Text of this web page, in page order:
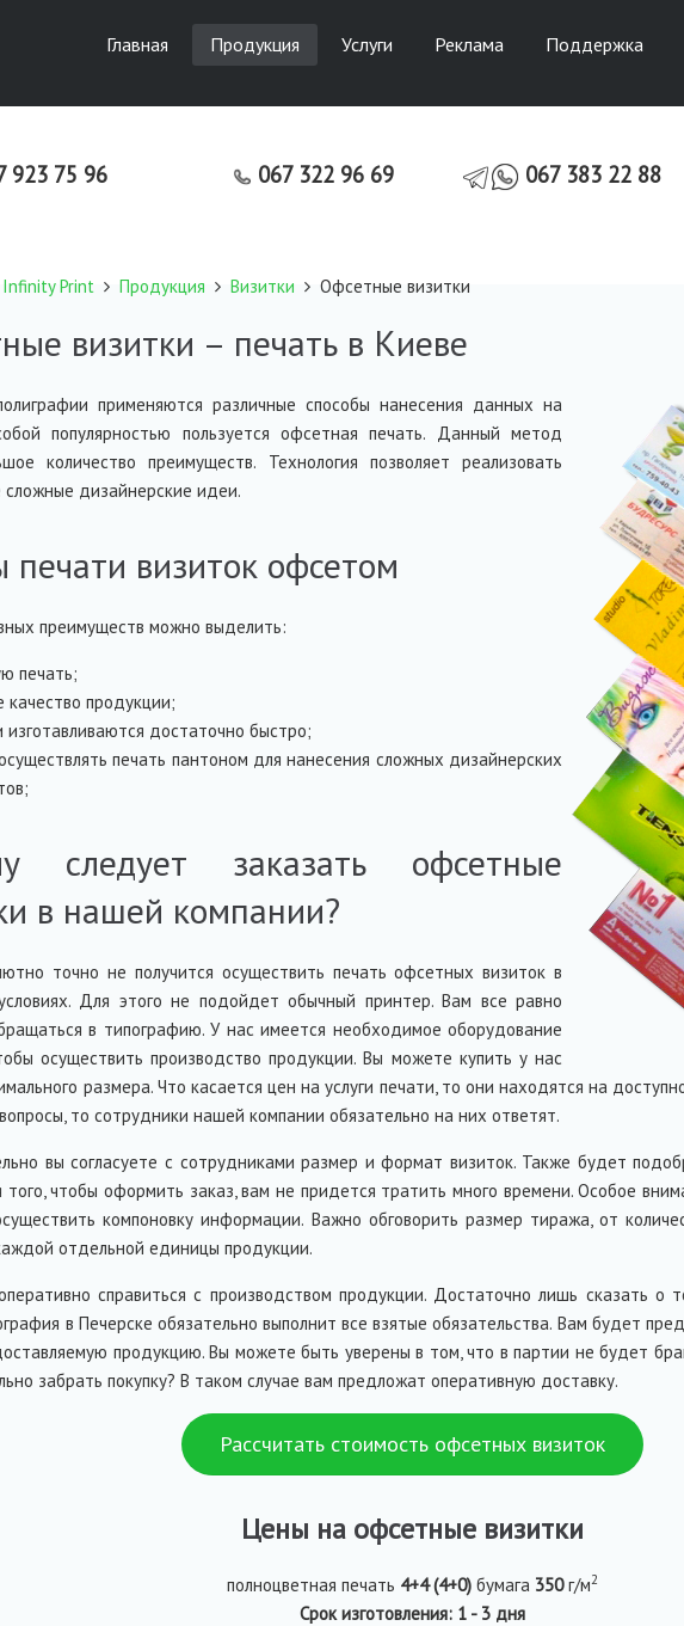
Главная Продукция Услуги Реклама Поддержка
923 75 96 067 322 96 69 067 383 22 88
Print Продукция Визитки Офсетные визитки
визитки – печать в Киеве
применяются различные способы нанесения данных на
популярностью пользуется офсетная печать. Данный метод
количество преимуществ. Технология позволяет реализовать
дизайнерские идеи.
визиток офсетом
преимуществ можно выделить:
печать;
качество продукции;
изготавливаются достаточно быстро;
печать пантоном для нанесения сложных дизайнерских
следует заказать офсетные
в нашей компании?
точно не получится осуществить печать офсетных визиток в
Для этого не подойдет обычный принтер. Вам все равно
в типографию. У нас имеется необходимое оборудование
осуществить производство продукции. Вы можете купить у нас
размера. Что касается цен на услуги печати, то они находятся на
то сотрудники нашей компании обязательно на них ответят.
вы согласуете с сотрудниками размер и формат визиток. Также будет
чтобы оформить заказ, вам не придется тратить много времени. Особое
компоновку информации. Важно обговорить размер тиража, от
отдельной единицы продукции.
справиться с производством продукции. Достаточно лишь сказать о
в Печерске обязательно выполнит все взятые обязательства. Вам будет
продукцию. Вы можете быть уверены в том, что в партии не будет
забрать покупку? В таком случае вам предложат оперативную доставку.
Рассчитать стоимость офсетных визиток
Цены на офсетные визитки
полноцветная печать 4+4 (4+0)бумага 350г/м2
Срок изготовления: 1 - 3 дня